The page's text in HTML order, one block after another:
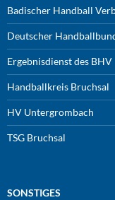
Badischer Handball
Deutscher
Ergebnisdienst des BHV
Handballkreis Bruchsal
HV Untergrombach
TSG Bruchsal
SONSTIGES